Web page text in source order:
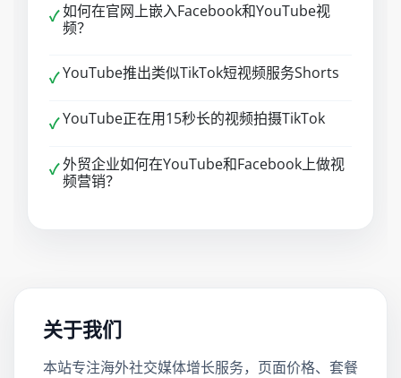
✓如何在官网上嵌入Facebook和YouTube视
频？
✓YouTube推出类似TikTok短视频服务Shorts
✓YouTube正在用15秒长的视频拍摄TikTok
✓外贸企业如何在YouTube和Facebook上做视
频营销？
关于我们
本站专注海外社交媒体增长服务，页面价格、套餐